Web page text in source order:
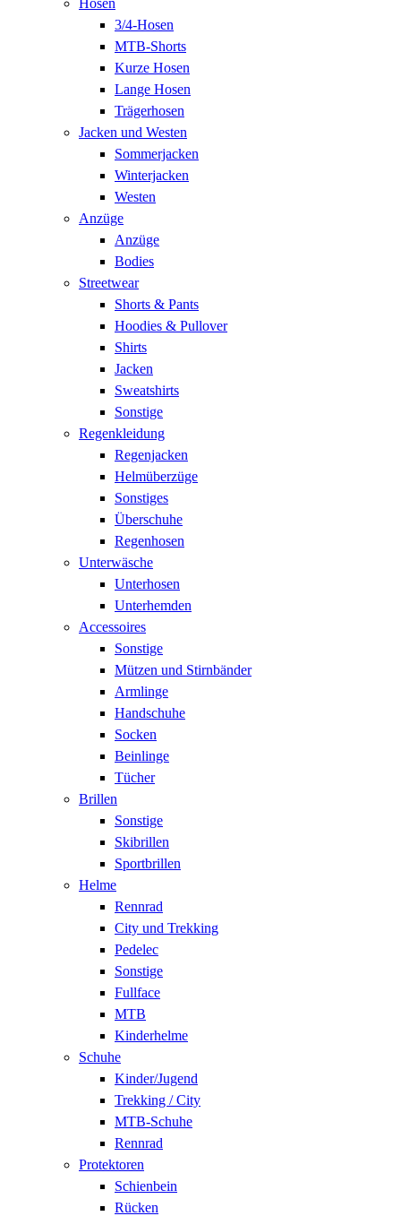
3/4-Hosen
MTB-Shorts
Kurze Hosen
Lange Hosen
Trägerhosen
Jacken und Westen
Sommerjacken
Winterjacken
Westen
Anzüge
Anzüge
Bodies
Streetwear
Shorts & Pants
Hoodies & Pullover
Shirts
Jacken
Sweatshirts
Sonstige
Regenkleidung
Regenjacken
Helmüberzüge
Sonstiges
Überschuhe
Regenhosen
Unterwäsche
Unterhosen
Unterhemden
Accessoires
Sonstige
Mützen und Stirnbänder
Armlinge
Handschuhe
Socken
Beinlinge
Tücher
Brillen
Sonstige
Skibrillen
Sportbrillen
Helme
Rennrad
City und Trekking
Pedelec
Sonstige
Fullface
MTB
Kinderhelme
Schuhe
Kinder/Jugend
Trekking / City
MTB-Schuhe
Rennrad
Protektoren
Schienbein
Rücken